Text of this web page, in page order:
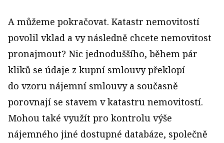
A můžeme pokračovat. Katastr nemovitostí
povolil vklad a vy následně chcete nemovitost
pronajmout? Nic jednoduššího, během pár
kliků se údaje z kupní smlouvy překlopí
do vzoru nájemní smlouvy a současně
porovnají se stavem v katastru nemovitostí.
Mohou také využít pro kontrolu výše
nájemného jiné dostupné databáze, společně